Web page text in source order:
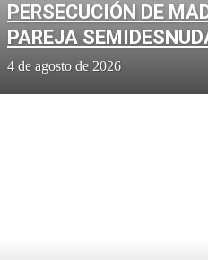
PERSECUCIÓN DE
PAREJA
4 de agosto de 2026